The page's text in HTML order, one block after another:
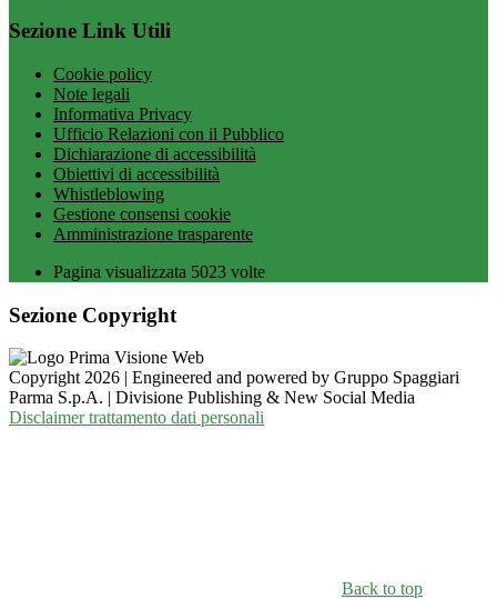
Sezione Link Utili
Cookie policy
Note legali
Informativa Privacy
Ufficio Relazioni con il Pubblico
Dichiarazione di accessibilità
Obiettivi di accessibilità
Whistleblowing
Gestione consensi cookie
Amministrazione trasparente
Pagina visualizzata 5023 volte
Sezione Copyright
Copyright 2026 | Engineered and powered by Gruppo Spaggiari
Parma S.p.A. | Divisione Publishing & New Social Media
Disclaimer trattamento dati personali
Back to top